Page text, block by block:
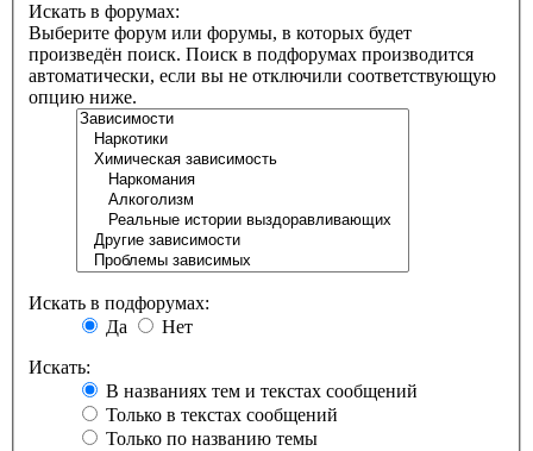
Искать в форумах:
Выберите форум или форумы, в которых будет
произведён поиск. Поиск в подфорумах производится
автоматически, если вы не отключили соответствующую
опцию ниже.
Искать в подфорумах:
Да
Нет
Искать:
В названиях тем и текстах сообщений
Только в текстах сообщений
Только по названию темы